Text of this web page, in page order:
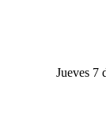
Jueves 7